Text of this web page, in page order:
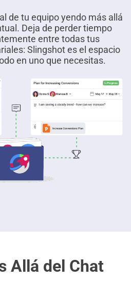
de tu equipo yendo más allá
Deja de perder tiempo
entre todas tus
Slingshot es el espacio
en uno que necesitas.
Allá del Chat